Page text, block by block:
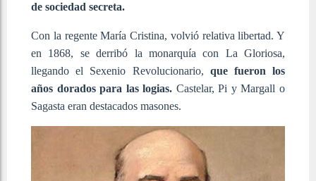
de sociedad secreta.
Con la regente María Cristina, volvió relativa libertad. Y
en 1868, se derribó la monarquía con La Gloriosa,
llegando el Sexenio Revolucionario, que fueron los
años dorados para las logias. Castelar, Pi y Margall o
Sagasta eran destacados masones.